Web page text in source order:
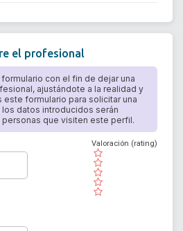
el profesional
con el fin de dejar una
ajustándote a la realidad y
formulario para solicitar una
los datos introducidos serán
que visiten este perfil.
( )
( )
( )
( )
( )
Valoración (rating)